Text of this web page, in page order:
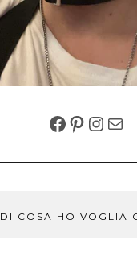
FACEBOOK
DI COSA HO VOGLIA